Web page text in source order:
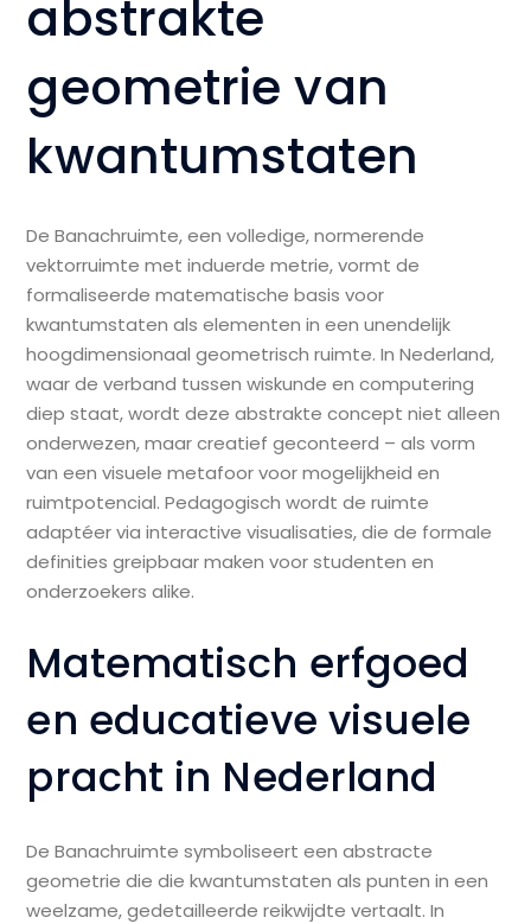
abstrakte
geometrie van
kwantumstaten
De Banachruimte, een volledige, normerende
vektorruimte met induerde metrie, vormt de
formaliseerde matematische basis voor
kwantumstaten als elementen in een unendelijk
hoogdimensionaal geometrisch ruimte. In Nederland,
waar de verband tussen wiskunde en computering
diep staat, wordt deze abstrakte concept niet alleen
onderwezen, maar creatief geconteerd – als vorm
van een visuele metafoor voor mogelijkheid en
ruimtpotencial. Pedagogisch wordt de ruimte
adaptéer via interactive visualisaties, die de formale
definities greipbaar maken voor studenten en
onderzoekers alike.
Matematisch erfgoed
en educatieve visuele
pracht in Nederland
De Banachruimte symboliseert een abstracte
geometrie die die kwantumstaten als punten in een
weelzame, gedetailleerde reikwijdte vertaalt. In